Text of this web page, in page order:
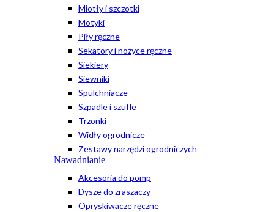
Miotły i szczotki
Motyki
Piły ręczne
Sekatory i nożyce ręczne
Siekiery
Siewniki
Spulchniacze
Szpadle i szufle
Trzonki
Widły ogrodnicze
Zestawy narzędzi ogrodniczych
Nawadnianie
Akcesoria do pomp
Dysze do zraszaczy
Opryskiwacze ręczne